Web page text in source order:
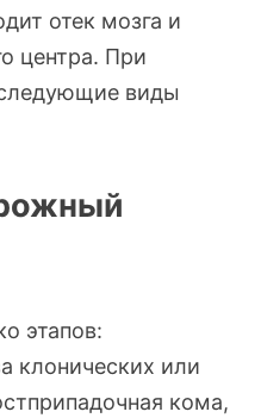
отек мозга и
центра. При
виды
этапов:
клонических или
кома,